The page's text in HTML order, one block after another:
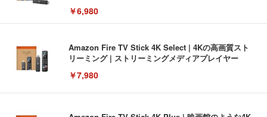
￥6,980
Amazon Fire TV Stick 4K Select | 4Kの高画質スト
リーミング | ストリーミングメディアプレイヤー
￥7,980